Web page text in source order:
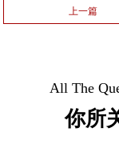
上一篇
All The
你所